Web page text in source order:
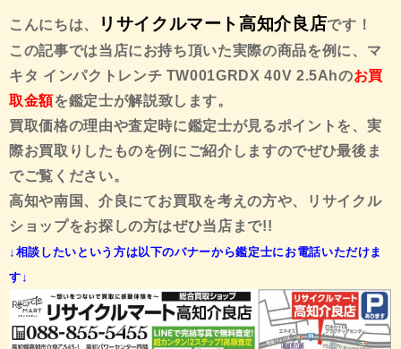
こんにちは、 リサイクルマート高知介良店です！
この記事では当店にお持ち頂いた実際の商品を例に、マ
キタ インパクトレンチ TW001GRDX 40V 2.5Ahのお買
取金額を鑑定士が解説致します。
買取価格の理由や査定時に鑑定士が見るポイントを、実
際お買取りしたものを例にご紹介しますのでぜひ最後ま
でご覧ください。
高知や南国、介良にてお買取を考えの方や、リサイクル
ショップをお探しの方はぜひ当店まで!!
↓相談したいという方は以下のバナーから鑑定士にお電話いただけま
す↓